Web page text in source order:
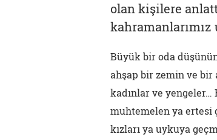
olan kişilere
Büyük bir oda
ahşap bir zemin ve
kadınlar ve yengeler…
muhtemelen ya ertesi
kızları ya uykuya